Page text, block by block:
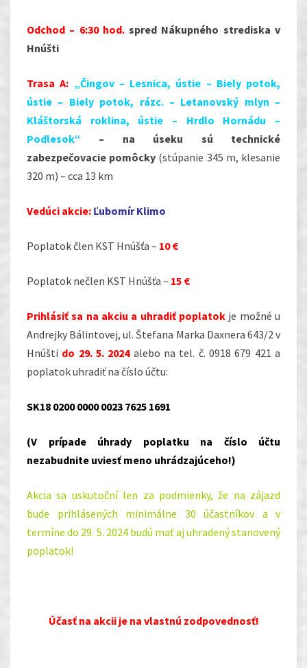
Odchod – 6:30 hod. spred Nákupného strediska v
Hnúšti
Trasa A: „Čingov – Lesnica, ústie – Biely potok,
ústie – Biely potok, rázc. – Letanovský mlyn –
Kláštorská roklina, ústie – Hrdlo Hornádu –
Podlesok“ – na úseku sú technické
zabezpečovacie pomôcky (stúpanie 345 m, klesanie
320 m) – cca 13 km
Vedúci akcie: Ľubomír Klimo
Poplatok člen KST Hnúšťa – 10 €
Poplatok nečlen KST Hnúšťa – 15 €
Prihlásiť sa na akciu a uhradiť poplatok je možné u
Andrejky Bálintovej, ul. Štefana Marka Daxnera 643/2 v
Hnúšti do 29. 5. 2024alebo na tel. č. 0918 679 421 a
poplatok uhradiť na číslo účtu:
SK18 0200 0000 0023 7625 1691
(V prípade úhrady poplatku na číslo účtu
nezabudnite uviesť meno uhrádzajúceho!)
Akcia sa uskutoční len za podmienky, že na zájazd
bude prihlásených minimálne 30 účastníkov a v
termíne do 29. 5. 2024 budú mať aj uhradený stanovený
poplatok!
Účasť na akcii je na vlastnú zodpovednosť!